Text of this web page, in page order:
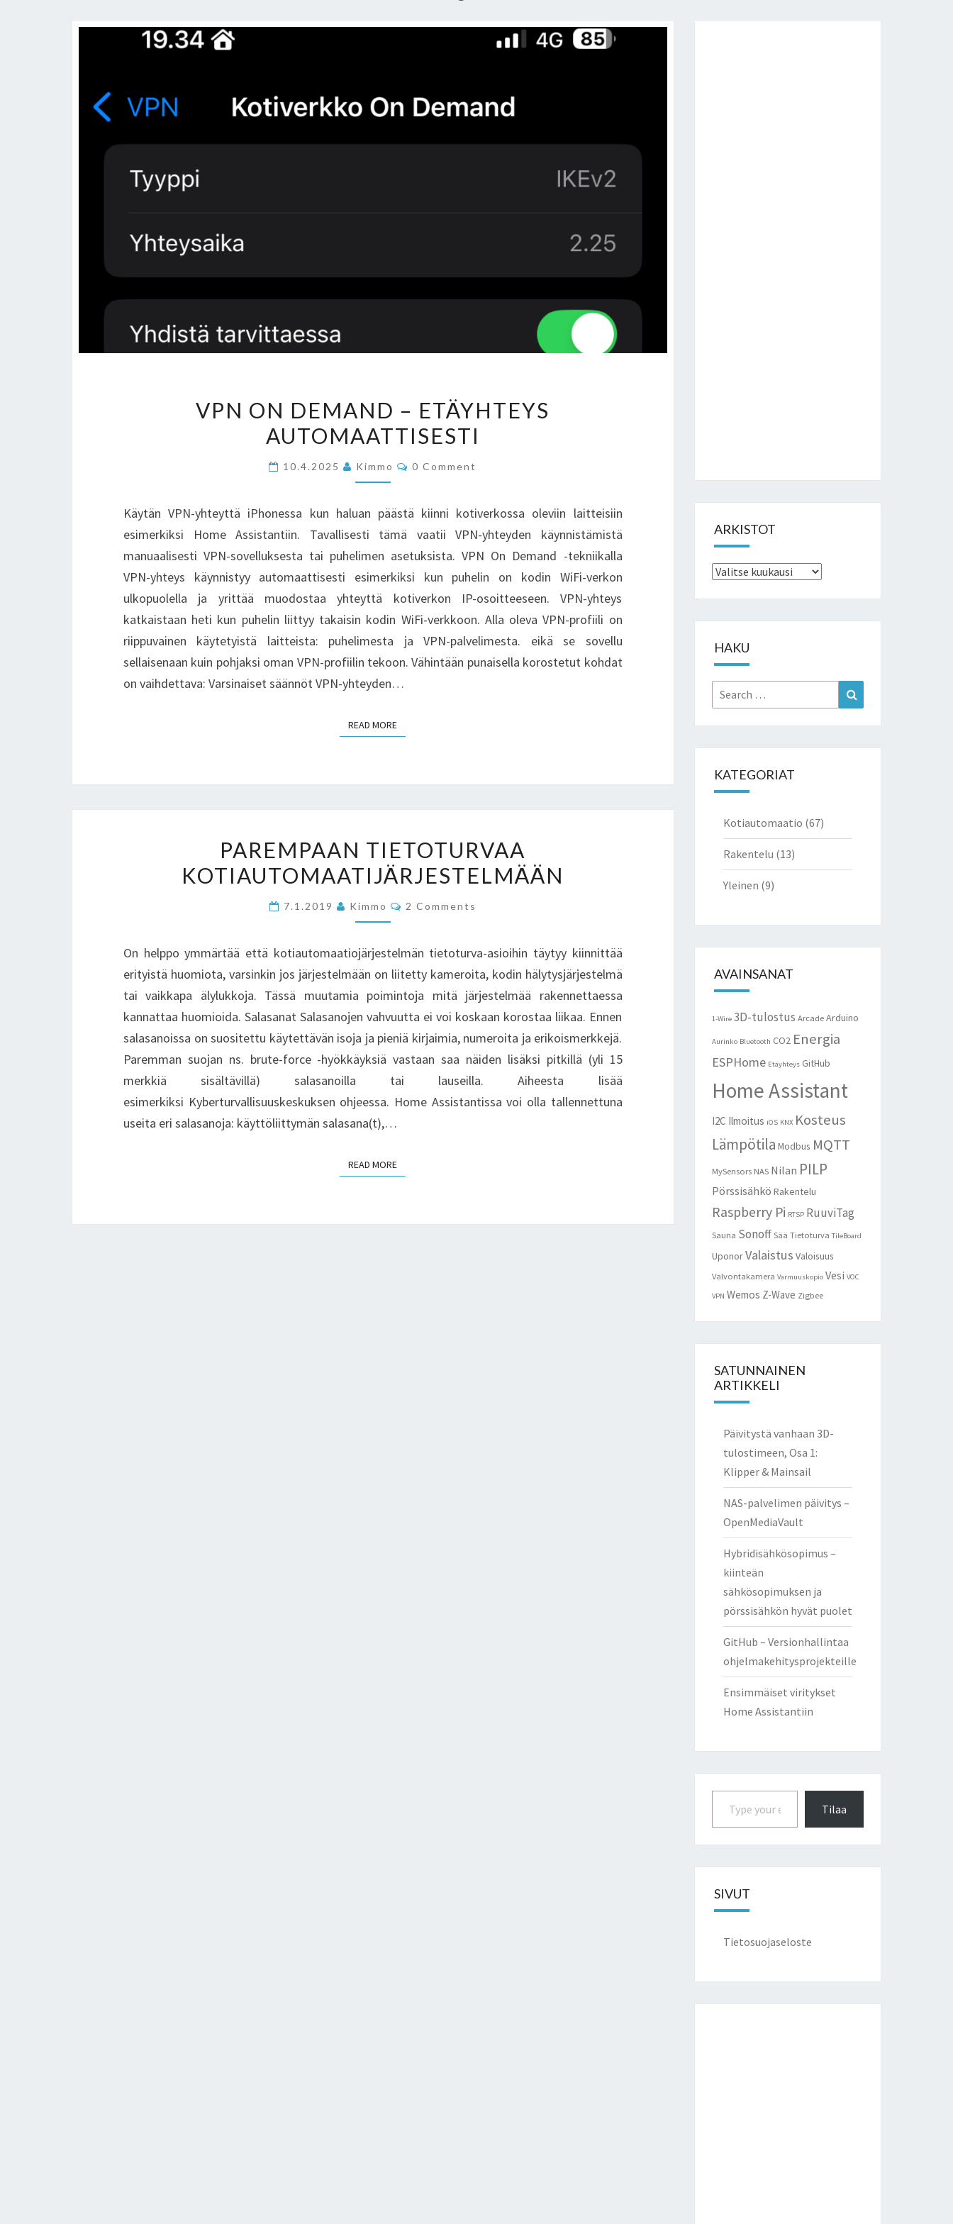
ON
DEMAND
ETÄYHTEYS
VPN ON DEMAND – ETÄYHTEYS
AUTOMAATTISESTI
10.4.2025 Kimmo Comments
0 Comment
Käytän VPN-yhteyttä iPhonessa kun haluan päästä kiinni kotiverkossa oleviin laitteisiin
esimerkiksi Home Assistantiin. Tavallisesti tämä vaatii VPN-yhteyden käynnistämistä
manuaalisesti VPN-sovelluksesta tai puhelimen asetuksista. VPN On Demand -tekniikalla
VPN-yhteys käynnistyy automaattisesti esimerkiksi kun puhelin on kodin WiFi-verkon
ulkopuolella ja yrittää muodostaa yhteyttä kotiverkon IP-osoitteeseen. VPN-yhteys
katkaistaan heti kun puhelin liittyy takaisin kodin WiFi-verkkoon. Alla oleva VPN-profiili on
riippuvainen käytetyistä laitteista: puhelimesta ja VPN-palvelimesta. eikä se sovellu
sellaisenaan kuin pohjaksi oman VPN-profiilin tekoon. Vähintään punaisella korostetut kohdat
on vaihdettava: Varsinaiset säännöt VPN-yhteyden…
READ MOREREAD MORE
TIETOTURVAA
KOTIAUTOMAATIJÄRJESTELMÄÄN
PAREMPAAN TIETOTURVAA
KOTIAUTOMAATIJÄRJESTELMÄÄN
7.1.2019 Kimmo Comments
2 Comments
On helppo ymmärtää että kotiautomaatiojärjestelmän tietoturva-asioihin täytyy kiinnittää
erityistä huomiota, varsinkin jos järjestelmään on liitetty kameroita, kodin hälytysjärjestelmä
tai vaikkapa älylukkoja. Tässä muutamia poimintoja mitä järjestelmää rakennettaessa
kannattaa huomioida. Salasanat Salasanojen vahvuutta ei voi koskaan korostaa liikaa. Ennen
salasanoissa on suositettu käytettävän isoja ja pieniä kirjaimia, numeroita ja erikoismerkkejä.
Paremman suojan ns. brute-force -hyökkäyksiä vastaan saa näiden lisäksi pitkillä (yli 15
merkkiä sisältävillä) salasanoilla tai lauseilla. Aiheesta lisää
esimerkiksi Kyberturvallisuuskeskuksen ohjeessa. Home Assistantissa voi olla tallennettuna
useita eri salasanoja: käyttöliittymän salasana(t),…
READ MOREREAD MORE
ARKISTOT
Arkistot
HAKU
Search
for:
KATEGORIAT
Kotiautomaatio (67)
Rakentelu (13)
Yleinen (9)
AVAINSANAT
1-Wire 3D-tulostus Arcade Arduino
Aurinko Bluetooth CO2 Energia
ESPHome Etäyhteys GitHub
Home Assistant
I2C Ilmoitus iOS KNX Kosteus
Lämpötila Modbus MQTT
MySensors NAS Nilan PILP
Pörssisähkö Rakentelu
Raspberry Pi RTSP RuuviTag
Sauna Sonoff Sää Tietoturva TileBoard
UponorValaistus Valoisuus
Valvontakamera Varmuuskopio Vesi VOC
VPN Wemos Z-Wave Zigbee
SATUNNAINEN
ARTIKKELI
Päivitystä vanhaan 3D-
tulostimeen, Osa 1:
Klipper & Mainsail
NAS-palvelimen päivitys –
OpenMediaVault
Hybridisähkösopimus –
kiinteän
sähkösopimuksen ja
pörssisähkön hyvät puolet
GitHub – Versionhallintaa
ohjelmakehitysprojekteille
Ensimmäiset viritykset
Home Assistantiin
Type your email…
Tilaa
SIVUT
Tietosuojaseloste